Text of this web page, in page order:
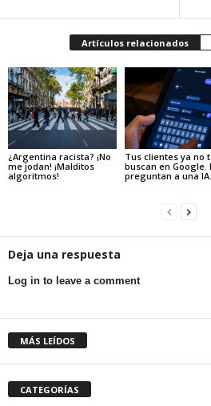
Artículos relacionados
¿Argentina racista? ¡No
me jodan! ¡Malditos
algoritmos!
Tus clientes ya no
buscan en Google.
preguntan a una IA.
Deja una respuesta
Log in to leave a comment
MÁS LEÍDOS
CATEGORÍAS